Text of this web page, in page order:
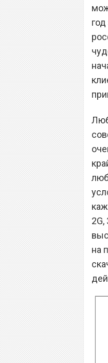
на